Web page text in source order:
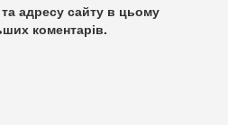
адресу сайту в цьому
коментарів.